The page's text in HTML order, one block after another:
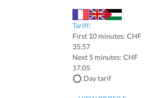
Tariff:
First 10 minutes: CHF
35.57
Next 5 minutes: CHF
17.05
Day tarif